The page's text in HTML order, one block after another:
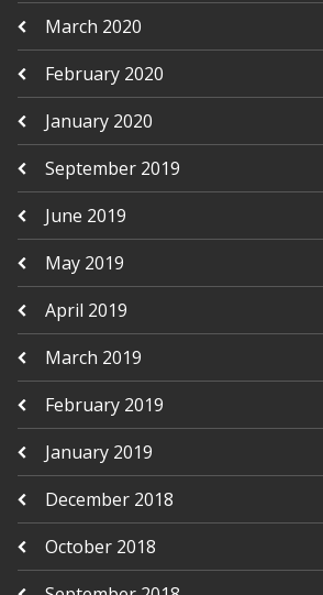
March 2020
February 2020
January 2020
September 2019
June 2019
May 2019
April 2019
March 2019
February 2019
January 2019
December 2018
October 2018